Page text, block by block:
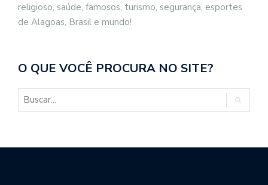
religioso, saúde, famosos, turismo, segurança, esportes
de Alagoas, Brasil e mundo!
O QUE VOCÊ PROCURA NO SITE?